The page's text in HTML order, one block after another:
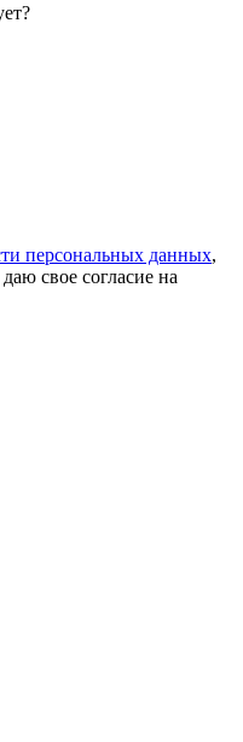
персональных данных,
свое согласие на